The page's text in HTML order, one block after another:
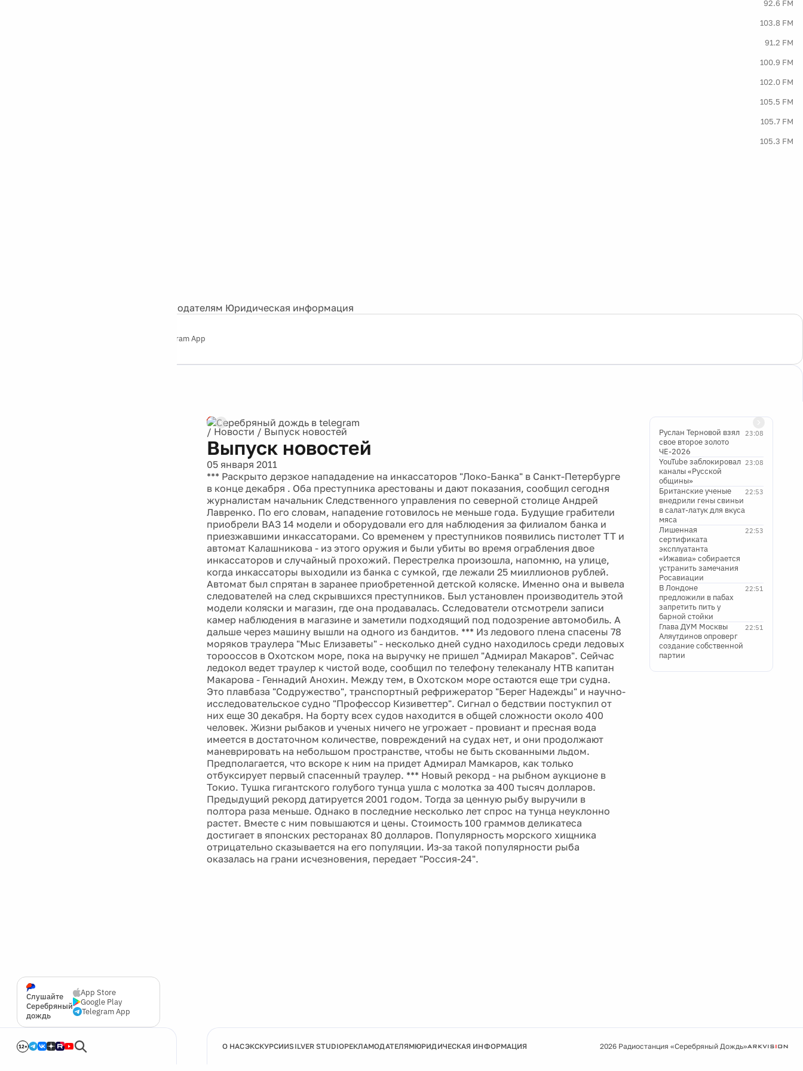
92.6 FM
103.8 FM
91.2 FM
100.9 FM
102.0 FM
105.5 FM
105.7 FM
105.3 FM
Рекламодателям Юридическая информация
Telegram App
Слушайте
Серебряный
дождь
App Store
Google Play
Telegram App
12+
/ Новости / Выпуск новостей
Выпуск новостей
05 января 2011
*** Раскрыто дерзкое напададение на инкассаторов "Локо-Банка" в Санкт-Петербурге
в конце декабря . Оба преступника арестованы и дают показания, сообщил сегодня
журналистам начальник Следственного управления по северной столице Андрей
Лавренко. По его словам, нападение готовилось не меньше года. Будущие грабители
приобрели ВАЗ 14 модели и оборудовали его для наблюдения за филиалом банка и
приезжавшими инкассаторами. Со временем у преступников появились пистолет ТТ и
автомат Калашникова - из этого оружия и были убиты во время ограбления двое
инкассаторов и случайный прохожий. Перестрелка произошла, напомню, на улице,
когда инкассаторы выходили из банка с сумкой, где лежали 25 мииллионов рублей.
Автомат был спрятан в заранее приобретенной детской коляске. Именно она и вывела
следователей на след скрывшихся преступников. Был установлен производитель этой
модели коляски и магазин, где она продавалась. Сследователи отсмотрели записи
камер наблюдения в магазине и заметили подходящий под подозрение автомобиль. А
дальше через машину вышли на одного из бандитов. *** Из ледового плена спасены 78
моряков траулера "Мыс Елизаветы" - несколько дней судно находилось среди ледовых
торооссов в Охотском море, пока на выручку не пришел "Адмирал Макаров". Сейчас
ледокол ведет траулер к чистой воде, сообщил по телефону телеканалу НТВ капитан
Макарова - Геннадий Анохин. Между тем, в Охотском море остаются еще три судна.
Это плавбаза "Содружество", транспортный рефрижератор "Берег Надежды" и научно-
исследовательское судно "Профессор Кизиветтер". Сигнал о бедствии постукпил от
них еще 30 декабря. На борту всех судов находится в общей сложности около 400
человек. Жизни рыбаков и ученых ничего не угрожает - провиант и пресная вода
имеется в достаточном количестве, повреждений на судах нет, и они продолжают
маневрировать на небольшом пространстве, чтобы не быть скованными льдом.
Предполагается, что вскоре к ним на придет Адмирал Мамкаров, как только
отбуксирует первый спасенный траулер. *** Новый рекорд - на рыбном аукционе в
Токио. Тушка гигантского голубого тунца ушла с молотка за 400 тысяч долларов.
Предыдущий рекорд датируется 2001 годом. Тогда за ценную рыбу выручили в
полтора раза меньше. Однако в последние несколько лет спрос на тунца неуклонно
растет. Вместе с ним повышаются и цены. Стоимость 100 граммов деликатеса
достигает в японских ресторанах 80 долларов. Популярность морского хищника
отрицательно сказывается на его популяции. Из-за такой популярности рыба
оказалась на грани исчезновения, передает "Россия-24".
23:08
Руслан Терновой взял
свое второе золото
ЧЕ-2026
23:08
YouTube заблокировал
каналы «Русской
общины»
22:53
Британские ученые
внедрили гены свиньи
в салат-латук для вкуса
мяса
22:53
Лишенная
сертификата
эксплуатанта
«Ижавиа» собирается
устранить замечания
Росавиации
22:51
В Лондоне
предложили в пабах
запретить пить у
барной стойки
22:51
Глава ДУМ Москвы
Аляутдинов опроверг
создание собственной
партии
О НАСЭКСКУРСИИSILVER STUDIOРЕКЛАМОДАТЕЛЯМЮРИДИЧЕСКАЯ ИНФОРМАЦИЯ 2026 Радиостанция «Серебряный Дождь»